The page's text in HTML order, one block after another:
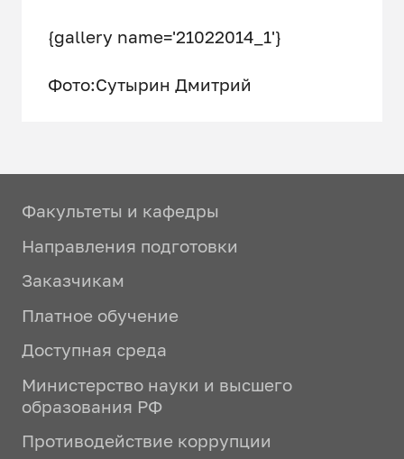
{gallery name='21022014_1'}
Фото:Сутырин Дмитрий
Факультеты и кафедры
Направления подготовки
Заказчикам
Платное обучение
Доступная среда
Министерство науки и высшего
образования РФ
Противодействие коррупции